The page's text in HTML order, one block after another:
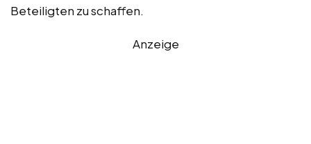
Beteiligten zu schaffen.
Anzeige